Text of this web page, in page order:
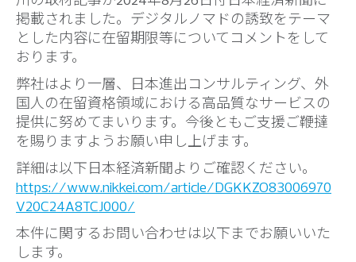
掲載されました。デジタルノマドの誘致をテーマ
とした内容に在留期限等についてコメントをして
おります。
弊社はより一層、日本進出コンサルティング、外
国人の在留資格領域における高品質なサービスの
提供に努めてまいります。今後ともご支援ご鞭撻
を賜りますようお願い申し上げます。
詳細は以下日本経済新聞よりご確認ください。
https://www.nikkei.com/article/DGKKZO83006970
V20C24A8TCJ000/
本件に関するお問い合わせは以下までお願いいた
します。